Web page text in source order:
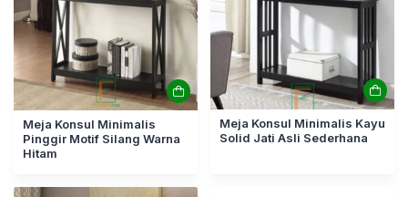
Meja Konsul Minimalis
Pinggir Motif Silang Warna
Hitam
Meja Konsul Minimalis Kayu
Solid Jati Asli Sederhana